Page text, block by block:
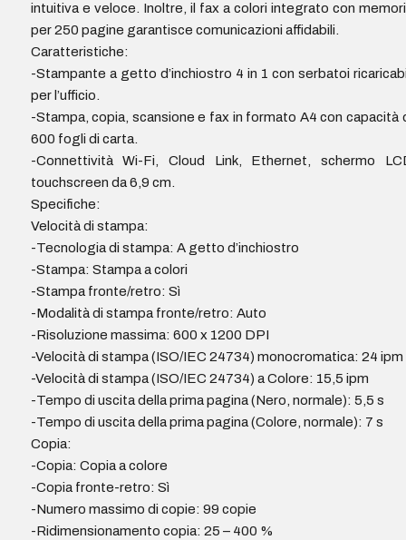
intuitiva e veloce. Inoltre, il fax a colori integrato con
per 250 pagine garantisce comunicazioni affidabili.
Caratteristiche:
-Stampante a getto d’inchiostro 4 in 1 con serbatoi
per l’ufficio.
-Stampa, copia, scansione e fax in formato A4 con capacità
600 fogli di carta.
-Connettività Wi-Fi, Cloud Link, Ethernet, schermo
touchscreen da 6,9 cm.
Specifiche:
Velocità di stampa:
-Tecnologia di stampa: A getto d’inchiostro
-Stampa: Stampa a colori
-Stampa fronte/retro: Sì
-Modalità di stampa fronte/retro: Auto
-Risoluzione massima: 600 x 1200 DPI
-Velocità di stampa (ISO/IEC 24734) monocromatica: 24 ipm
-Velocità di stampa (ISO/IEC 24734) a Colore: 15,5 ipm
-Tempo di uscita della prima pagina (Nero, normale): 5,5 s
-Tempo di uscita della prima pagina (Colore, normale): 7 s
Copia:
-Copia: Copia a colore
-Copia fronte-retro: Sì
-Numero massimo di copie: 99 copie
-Ridimensionamento copia: 25 – 400 %